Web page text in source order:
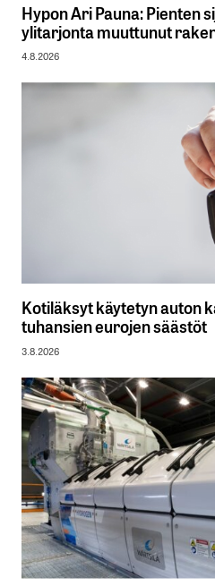
Hypon Ari Pauna: Pienten
ylitarjonta muuttunut
4.8.2026
Kotiläksyt käytetyn auton
tuhansien eurojen säästöt
3.8.2026